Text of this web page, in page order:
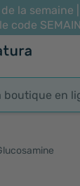
la semaine
code